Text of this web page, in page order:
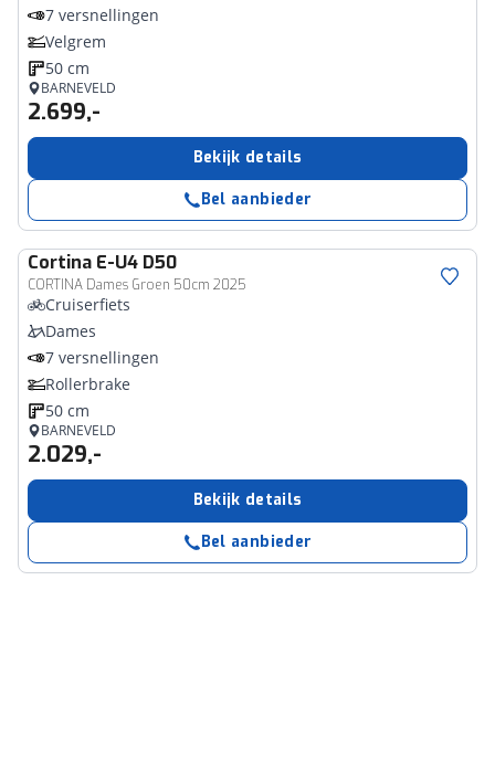
7 versnellingen
Velgrem
50 cm
BARNEVELD
2.699,-
Bekijk details
Bel aanbieder
Cortina E-U4 D50
CORTINA Dames Groen 50cm 2025
Cruiserfiets
Dames
7 versnellingen
Rollerbrake
50 cm
BARNEVELD
2.029,-
Bekijk details
Bel aanbieder